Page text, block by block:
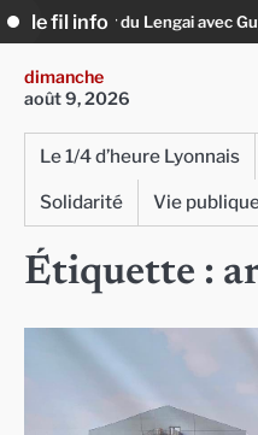
Skip
to
content
le fil info
Guy de Saint-Cyr Le Crépin
dimanche
août 9, 2026
Le 1/4 d’heure Lyonnais
Solidarité
Vie
Étiquette :